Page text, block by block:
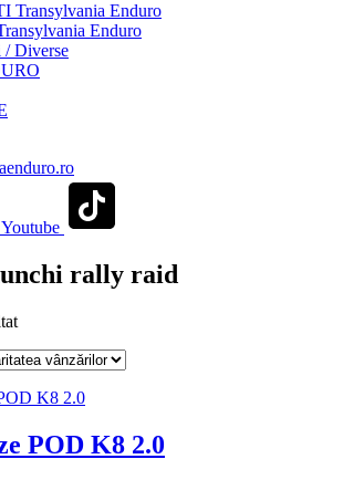
Transylvania Enduro
Enduro
/ Diverse
Youtube
rally raid
POD K8 2.0